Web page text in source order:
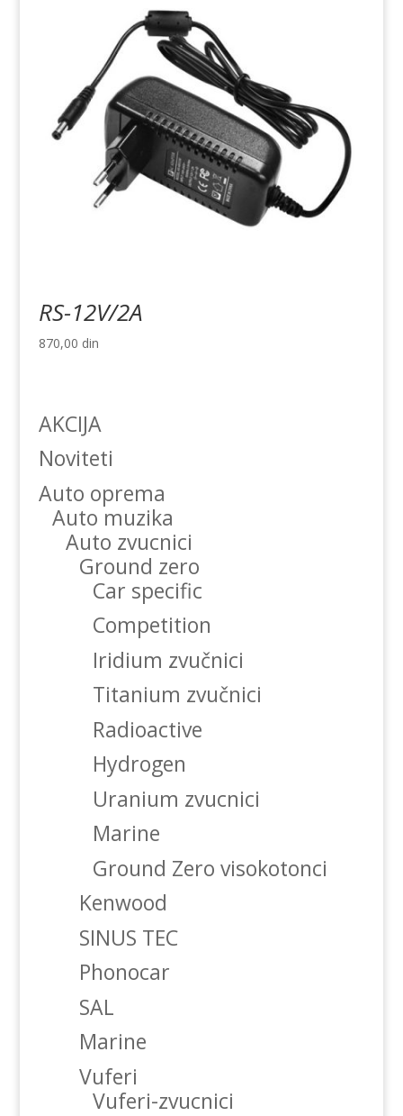
RS-12V/2A
870,00 din
AKCIJA
Noviteti
Auto oprema
Auto muzika
Auto zvucnici
Ground zero
Car specific
Competition
Iridium zvučnici
Titanium zvučnici
Radioactive
Hydrogen
Uranium zvucnici
Marine
Ground Zero visokotonci
Kenwood
SINUS TEC
Phonocar
SAL
Marine
Vuferi
Vuferi-zvucnici